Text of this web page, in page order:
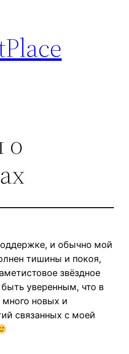
о
и обычно мой
тишины и покоя,
звёздное
уверенным, что в
много новых и
связанных с моей